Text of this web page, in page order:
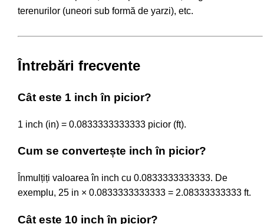
terenurilor (uneori sub formă de yarzi), etc.
Întrebări frecvente
Cât este 1 inch în picior?
1 inch (in) = 0.0833333333333 picior (ft).
Cum se convertește inch în picior?
Înmulțiți valoarea în inch cu 0.0833333333333. De
exemplu, 25 in × 0.0833333333333 = 2.08333333333 ft.
Cât este 10 inch în picior?